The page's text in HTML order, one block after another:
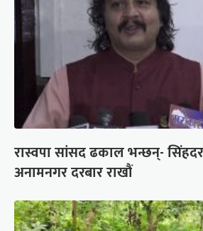
रास्वपा सांसद ढकाल भन्छन्-
अनामनगर दरबार राखौं